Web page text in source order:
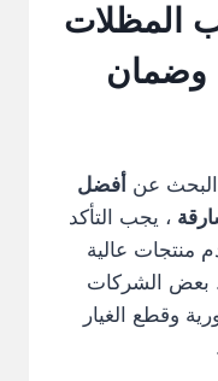
المظلات
وضمان
عن أفضل
، يجب التأكد
منتجات عالية
بعض الشركات
وقطع الغيار